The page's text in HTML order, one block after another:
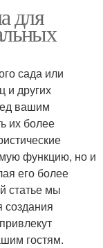
для
сада или
и других
вашим
их более
функцию, но и
его более
статье мы
создания
гостям.